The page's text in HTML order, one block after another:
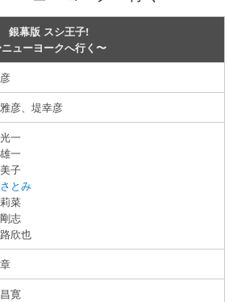
銀幕版 スシ王子!
ューヨークへ行く〜
彦、堤幸彦
一
一
子
とみ
菜
志
欣也
寛